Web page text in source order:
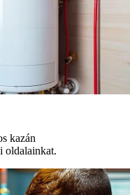
kazán
oldalainkat.